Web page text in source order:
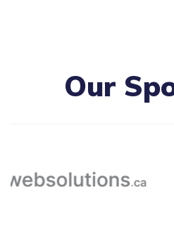
Our